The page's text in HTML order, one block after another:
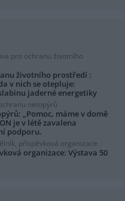
pro ochranu životního
životního prostředí :
v nich se otepluje:
jaderné energetiky
netopýrů
„Pomoc, máme v domě
je v létě zavalena
podporu.
příspěvková organizace
organizace: Výstava 50